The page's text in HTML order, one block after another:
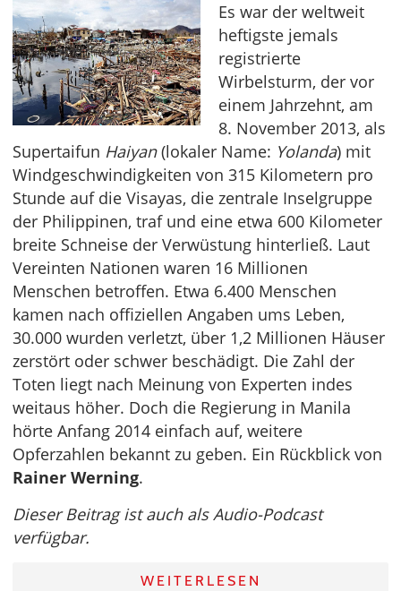
Es war der weltweit
heftigste jemals
registrierte
Wirbelsturm, der vor
einem Jahrzehnt, am
8. November 2013, als
Supertaifun Haiyan(lokaler Name: Yolanda) mit
Windgeschwindigkeiten von 315 Kilometern pro
Stunde auf die Visayas, die zentrale Inselgruppe
der Philippinen, traf und eine etwa 600 Kilometer
breite Schneise der Verwüstung hinterließ. Laut
Vereinten Nationen waren 16 Millionen
Menschen betroffen. Etwa 6.400 Menschen
kamen nach offiziellen Angaben ums Leben,
30.000 wurden verletzt, über 1,2 Millionen Häuser
zerstört oder schwer beschädigt. Die Zahl der
Toten liegt nach Meinung von Experten indes
weitaus höher. Doch die Regierung in Manila
hörte Anfang 2014 einfach auf, weitere
Opferzahlen bekannt zu geben. Ein Rückblick von
Rainer Werning.
Dieser Beitrag ist auch als Audio-Podcast
verfügbar.
WEITERLESEN